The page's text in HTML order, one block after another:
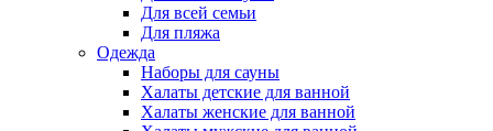
Для всей семьи
Для пляжа
Одежда
Наборы для сауны
Халаты детские для ванной
Халаты женские для ванной